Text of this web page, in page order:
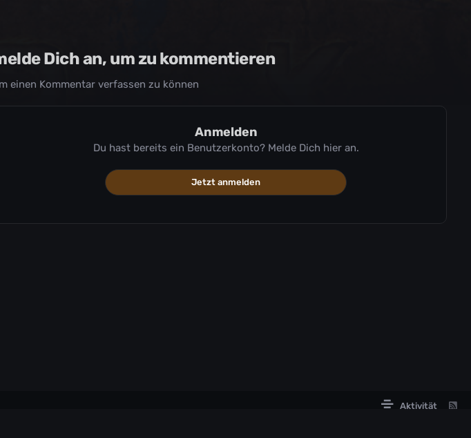
Dich an, um zu kommentieren
einen Kommentar verfassen zu können
Anmelden
Du hast bereits ein Benutzerkonto? Melde Dich hier an.
Jetzt anmelden
Aktivität